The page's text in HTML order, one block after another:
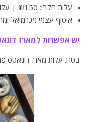
עלות חלבי: ₪150 | עלות פרווה: ₪170
איסוף עצמי מכרמיאל
יש אפשרות למארז
בטח. עלות מארז דונאטס פרווה-